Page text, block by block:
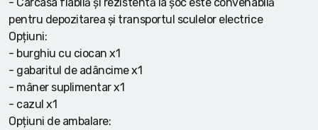
pentru depozitarea și transportul sculelor electrice
Opțiuni:
- burghiu cu ciocan x1
- gabaritul de adâncime x1
- mâner suplimentar x1
- cazul x1
Opțiuni de ambalare: